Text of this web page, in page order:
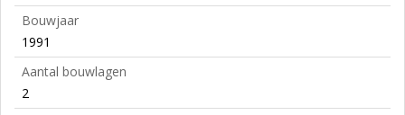
Bouwjaar
1991
Aantal bouwlagen
2